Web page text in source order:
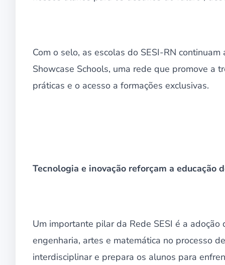
Com o selo, as escolas do SESI-RN
Showcase Schools, uma rede que promove a
práticas e o acesso a formações exclusivas.
Tecnologia e inovação reforçam a educação
Um importante pilar da Rede SESI é a
engenharia, artes e matemática no processo
interdisciplinar e prepara os alunos para